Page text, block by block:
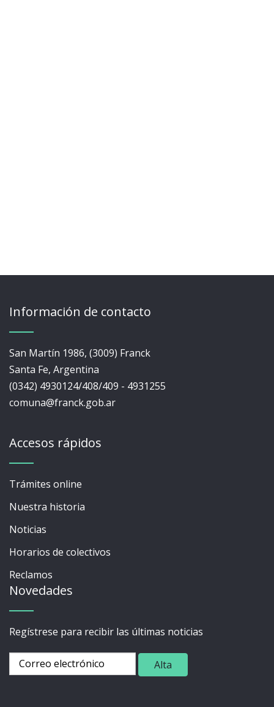
Información de contacto
San Martín 1986, (3009) Franck
Santa Fe, Argentina
(0342) 4930124/408/409 - 4931255
comuna@franck.gob.ar
Accesos rápidos
Trámites online
Nuestra historia
Noticias
Horarios de colectivos
Reclamos
Novedades
Regístrese para recibir las últimas noticias